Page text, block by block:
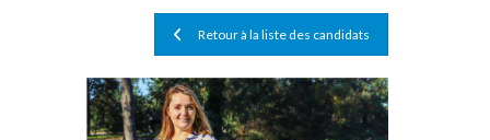
Retour à la liste des candidats